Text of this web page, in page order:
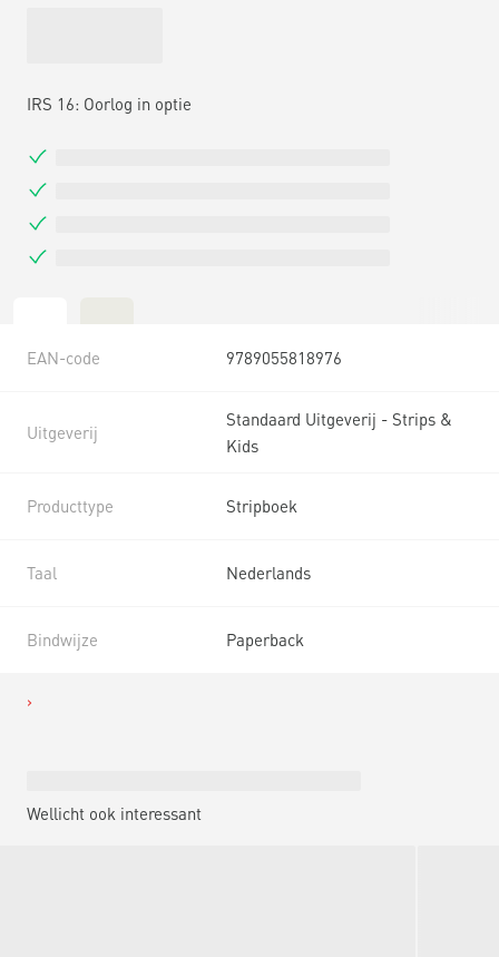
IRS 16: Oorlog in optie
EAN-code 9789055818976
Uitgeverij
Standaard Uitgeverij - Strips &
Kids
Producttype Stripboek
Taal Nederlands
Bindwijze Paperback
Wellicht ook interessant